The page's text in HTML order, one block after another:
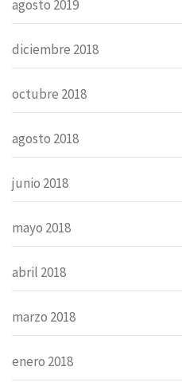
agosto 2019
diciembre 2018
octubre 2018
agosto 2018
junio 2018
mayo 2018
abril 2018
marzo 2018
enero 2018